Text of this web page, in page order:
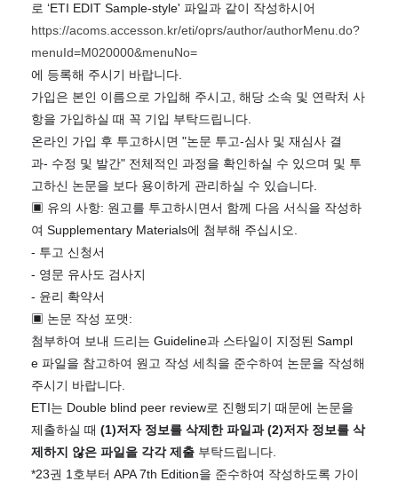
로 ‘ETI EDIT Sample-style' 파일과 같이 작성하시어
https://acoms.accesson.kr/eti/oprs/author/authorMenu.do?
menuId=M020000&menuNo=
에 등록해 주시기 바랍니다
가입은 본인 이름으로 가입해 주시고
해당 소속 및 연락처 사
항을 가입하실 때 꼭 기입 부탁드립니다
온라인 가입 후 투고하시면 "논문 투고-심사 및 재심사 결
과- 수정 및 발간" 전체적인 과정을 확인하실 수 있으며 및 투
고하신 논문을 보다 용이하게 관리하실 수 있습니다
▣ 유의 사항: 원고를 투고하시면서 함께 다음 서식을 작성하
여 Supplementary Materials에 첨부해 주십시오
- 투고 신청서
- 영문 유사도 검사지
- 윤리 확약서
▣ 논문 작성 포맷:
첨부하여 보내 드리는 Guideline과 스타일이 지정된 Sampl
e 파일을 참고하여 원고 작성 세칙을 준수하여 논문을 작성해
주시기 바랍니다
ETI는 Double blind peer review로 진행되기 때문에 논문을
제출하실 때 (1)저자 정보를 삭제한 파일과 (2)저자 정보를 삭
제하지 않은 파일을 각각 제출 부탁드립니다
*23권 1 호부터 APA 7th Edition을 준수하여 작성하도록 가이